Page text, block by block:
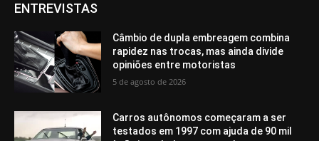
ENTREVISTAS
Câmbio de dupla embreagem combina
rapidez nas trocas, mas ainda divide
opiniões entre motoristas
5 de agosto de 2026
Carros autônomos começaram a ser
testados em 1997 com ajuda de 90 mil